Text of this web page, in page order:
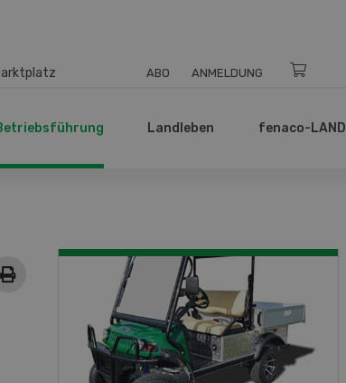
ABO ANMELDUNG
Landleben fenaco-LANDI